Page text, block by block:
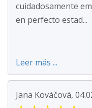
cuidadosamente
en perfecto estad...
Leer más ...
Jana Kováčová,